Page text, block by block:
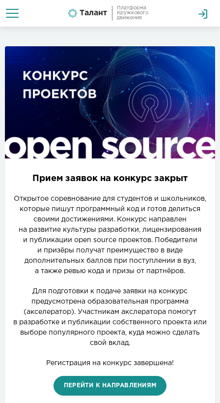
Талант
Платформа
Кружкового
движения
Прием заявок на конкурс закрыт
Открытое соревнование для студентов и школьников,
которые пишут программный код и готов делиться
своими достижениями. Конкурс направлен
на развитие культуры разработки, лицензирования
и публикации open source проектов. Победители
и призёры получат преимущество в виде
дополнительных баллов при поступлении в вуз,
а также ревью кода и призы от партнёров.
Для подготовки к подаче заявки на конкурс
предусмотрена образовательная программа
(акселератор). Участникам акслератора помогут
в разработке и публикации собственного проекта или
выборе популярного проекта, куда можно сделать
свой вклад.
Регистрация на конкурс завершена!
ПЕРЕЙТИ К НАПРАВЛЕНИЯМ